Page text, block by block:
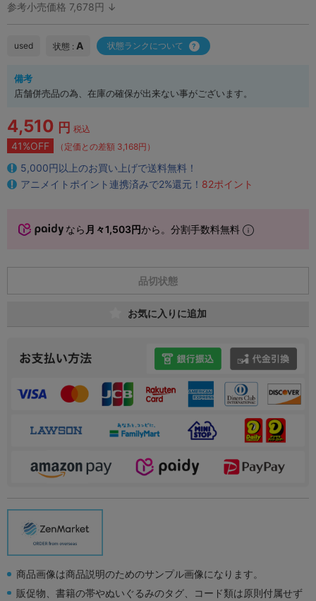
参考小売価格 7,678円 ↓
used 状態 : A 状態ランクについて
備考
店舗併売品の為、在庫の確保が出来ない事がございます。
4,510 円 税込
41%OFF （定価との差額 3,168円）
5,000円以上のお買い上げで送料無料！
アニメイトポイント連携済みで2%還元！ 82ポイント
なら 月々1,503円から。分割手数料無料
品切状態
お気に入りに追加
商品画像は商品説明のためのサンプル画像になります。
販促物、書籍の帯やぬいぐるみのタグ、コード類は原則付属せず